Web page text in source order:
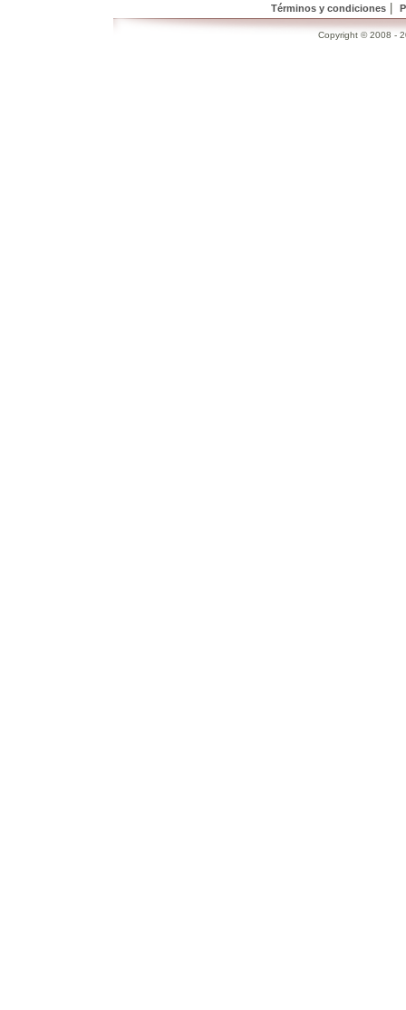
Términos y condiciones|
Copyright © 2008 -